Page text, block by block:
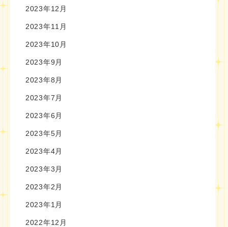
2023年12月
2023年11月
2023年10月
2023年9月
2023年8月
2023年7月
2023年6月
2023年5月
2023年4月
2023年3月
2023年2月
2023年1月
2022年12月